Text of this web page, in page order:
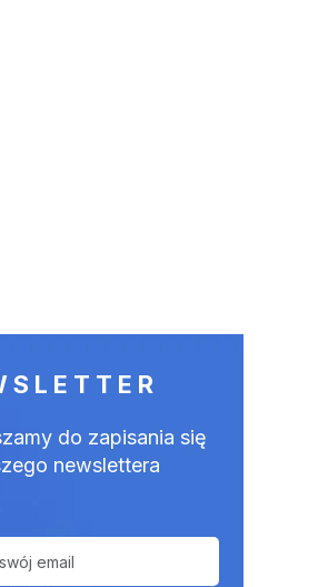
do zapisania się
newslettera